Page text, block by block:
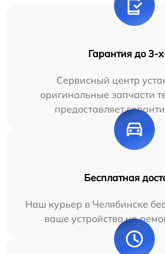
Гарантия до 3-х
Сервисный центр
оригинальные запчасти
предоставляет
Бесплатная
Наш курьер в Челябинске
ваше устройство на